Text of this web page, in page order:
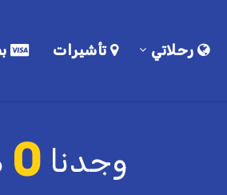
رحلاتي تأشيرات
وجدنا 0